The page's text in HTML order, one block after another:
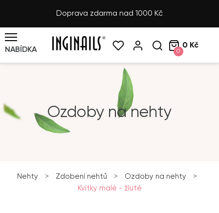
Doprava zdarma nad 1000 Kč
NABÍDKA 0
0 Kč
Ozdoby na nehty
Nehty > Zdobení nehtů > Ozdoby na nehty
>
Kvítky malé - žluté